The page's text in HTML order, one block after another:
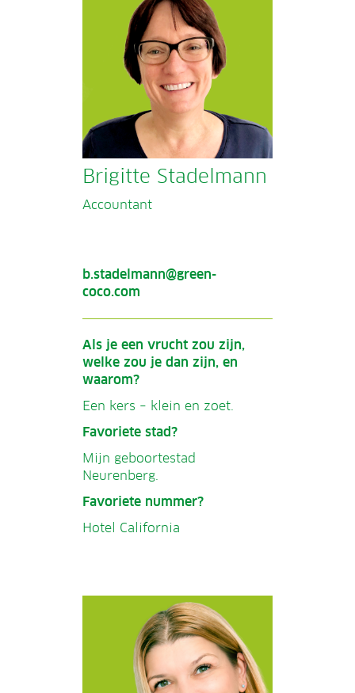
Brigitte Stadelmann
Accountant
b.stadelmann@green-
coco.com
Als je een vrucht zou zijn,
welke zou je dan zijn, en
waarom?
Een kers – klein en zoet.
Favoriete stad?
Mijn geboortestad
Neurenberg.
Favoriete nummer?
Hotel California